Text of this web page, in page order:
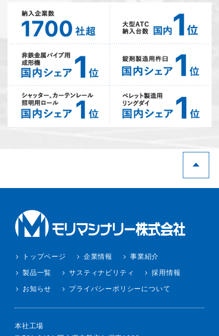
トップページ 企業情報 事業紹介
製品一覧 サスティナビリティ 採用情報
お知らせ プライバシーポリシーについて
本社工場